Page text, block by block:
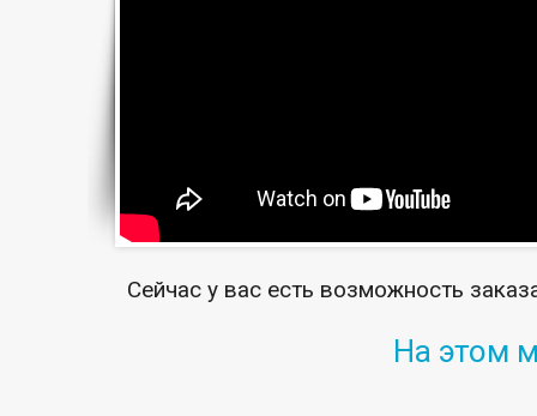
Сейчас у вас есть возможность
На этом